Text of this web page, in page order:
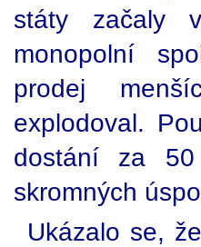
státy začaly
monopolní
prodej
explodoval.
dostání za
skromných
Ukázalo se,